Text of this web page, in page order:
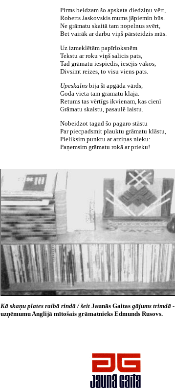
Pirms beidzam šo apskata diedziņu vērt,
Roberts Jaskovskis mums jāpiemin būs.
Ne grāmatu skaitā tam nopelnus svērt,
Bet vairāk ar darbu viņš pārsteidzis mūs.
Uz izmeklētām papīrloksnēm
Tekstu ar roku viņš salicis pats,
Tad grāmatu iespiedis, iesējis vākos,
Divsimt reizes, to visu viens pats.
Upeskalns bija šī apgāda vārds,
Goda vieta tam grāmatu klajā.
Retums tas vērtīgs ikvienam, kas cienī
Grāmatu skaistu, pasaulē laistu.
Nobeidzot tagad šo pagaro stāstu
Par piecpadsmit plauktu grāmatu klāstu,
Pieliksim punktu ar atziņas nieku:
Paņemsim grāmatu rokā ar prieku!
Kā skaņu plates raibā rindā / šeit Jaunās Gaitas gājums trimdā -
uzņēmumu Anglijā mītošais grāmatnieks Edmunds Rusovs.